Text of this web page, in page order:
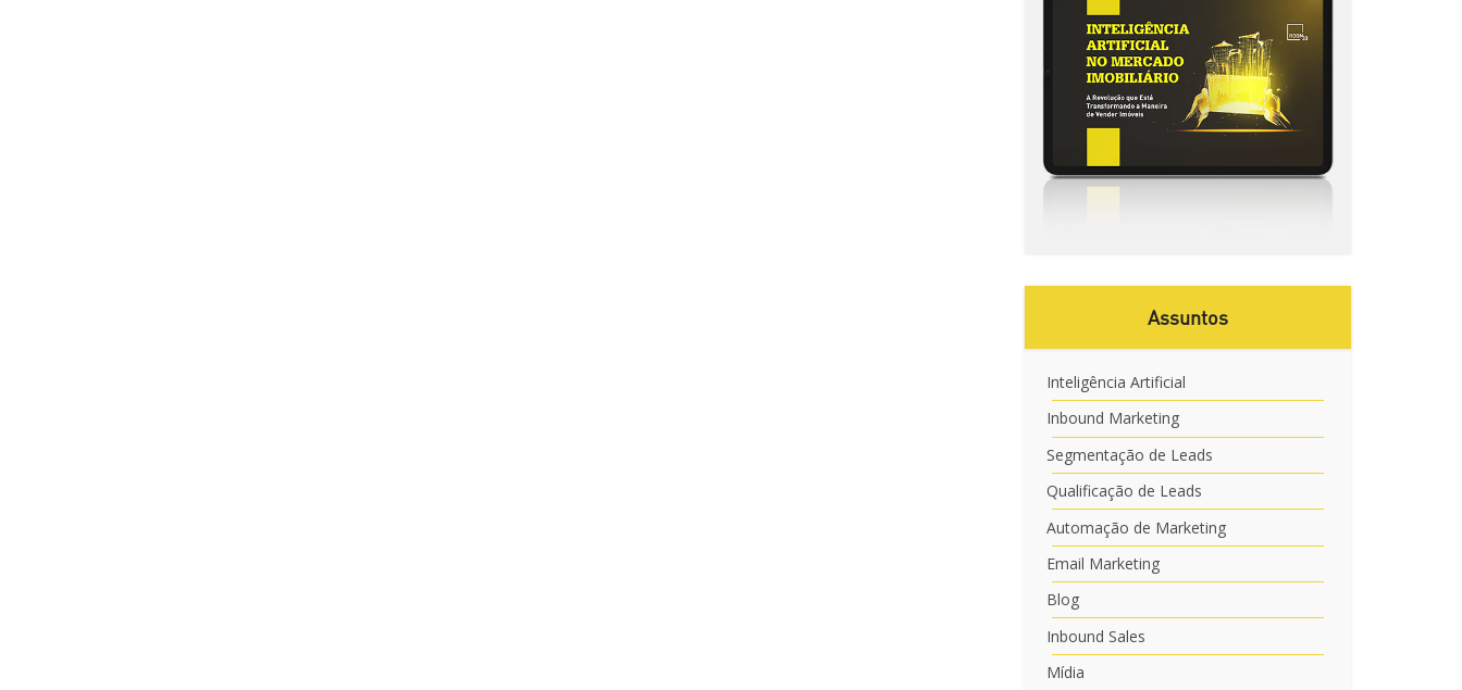
Assuntos
Inteligência Artificial
Inbound Marketing
Segmentação de Leads
Qualificação de Leads
Automação de Marketing
Email Marketing
Blog
Inbound Sales
Mídia